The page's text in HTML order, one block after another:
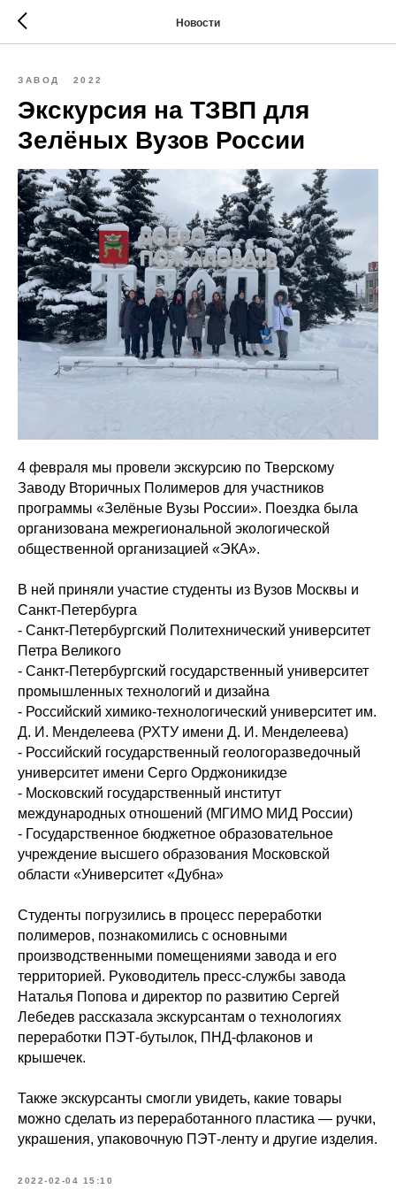
Новости
ЗАВОД 2022
Экскурсия на ТЗВП для
Зелёных Вузов России
4 февраля мы провели экскурсию по Тверскому
Заводу Вторичных Полимеров для участников
программы «Зелёные Вузы России». Поездка была
организована межрегиональной экологической
общественной организацией «ЭКА».
В ней приняли участие студенты из Вузов Москвы и
Санкт-Петербурга
- Санкт-Петербургский Политехнический университет
Петра Великого
- Санкт-Петербургский государственный университет
промышленных технологий и дизайна
- Российский химико-технологический университет им.
Д. И. Менделеева (РХТУ имени Д. И. Менделеева)
- Российский государственный геологоразведочный
университет имени Серго Орджоникидзе
- Московский государственный институт
международных отношений (МГИМО МИД России)
- Государственное бюджетное образовательное
учреждение высшего образования Московской
области «Университет «Дубна»
Студенты погрузились в процесс переработки
полимеров, познакомились с основными
производственными помещениями завода и его
территорией. Руководитель пресс-службы завода
Наталья Попова и директор по развитию Сергей
Лебедев рассказала экскурсантам о технологиях
переработки ПЭТ-бутылок, ПНД-флаконов и
крышечек.
Также экскурсанты смогли увидеть, какие товары
можно сделать из переработанного пластика — ручки,
украшения, упаковочную ПЭТ-ленту и другие изделия.
2022-02-04 15:10